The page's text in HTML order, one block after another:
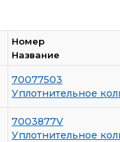
Номер
Название
70077503
Уплотнительное
7003877V
Уплотнительное